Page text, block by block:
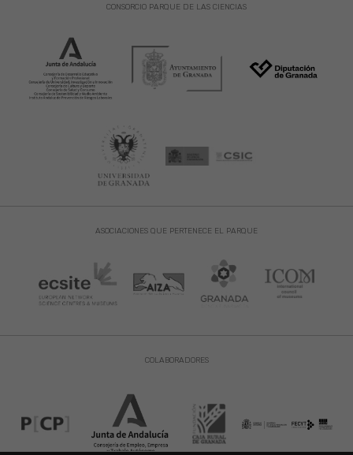
ASOCIACIONES QUE PERTENECE EL PARQUE
CONSORCIO PARQUE DE LAS CIENCIAS
COLABORADORES